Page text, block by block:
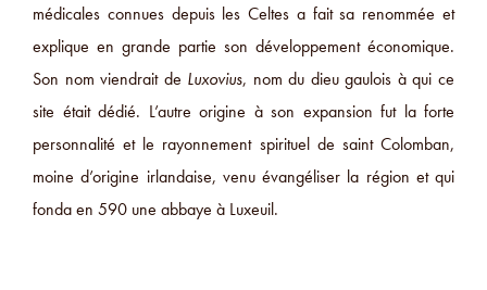
médicales connues depuis les Celtes a fait sa renommée et
explique en grande partie son développement économique.
Son nom viendrait de Luxovius, nom du dieu gaulois à qui ce
site était dédié. L’autre origine à son expansion fut la forte
personnalité et le rayonnement spirituel de saint Colomban,
moine d’origine irlandaise, venu évangéliser la région et qui
fonda en 590 une abbaye à Luxeuil.